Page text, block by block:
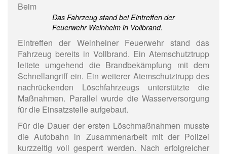
Das Fahrzeug stand bei Eintreffen der
Feuerwehr Weinheim in Vollbrand.
Beim
Eintreffen der Weinheiner Feuerwehr stand das
Fahrzeug bereits in Vollbrand. Ein Atemschutztrupp
leitete umgehend die Brandbekämpfung mit dem
Schnellangriff ein. Ein weiterer Atemschutztrupp des
nachrückenden Löschfahrzeugs unterstützte die
Maßnahmen. Parallel wurde die Wasserversorgung
für die Einsatzstelle aufgebaut.
Für die Dauer der ersten Löschmaßnahmen musste
die Autobahn in Zusammenarbeit mit der Polizei
kurzzeitig voll gesperrt werden. Nach erfolgreicher